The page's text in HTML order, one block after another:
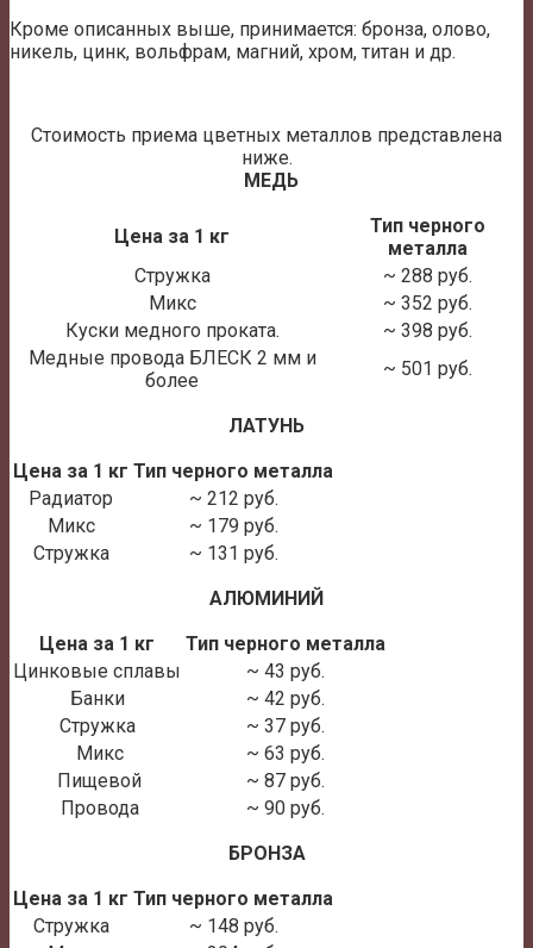
Кроме описанных выше, принимается: бронза, олово,
никель, цинк, вольфрам, магний, хром, титан и др.
Стоимость приема цветных металлов представлена
ниже.
МЕДЬ
Цена за 1 кг
Тип черного
металла
Стружка
~ 288 руб.
Микс
~ 352 руб.
Куски медного проката.
~ 398 руб.
Медные провода БЛЕСК 2 мм и
более
~ 501 руб.
ЛАТУНЬ
Цена за 1 кг Тип черного металла
Радиатор
~ 212 руб.
Микс
~ 179 руб.
Стружка
~ 131 руб.
АЛЮМИНИЙ
Цена за 1 кг
Тип черного металла
Цинковые сплавы
~ 43 руб.
Банки
~ 42 руб.
Стружка
~ 37 руб.
Микс
~ 63 руб.
Пищевой
~ 87 руб.
Провода
~ 90 руб.
БРОНЗА
Цена за 1 кг Тип черного металла
Стружка
~ 148 руб.